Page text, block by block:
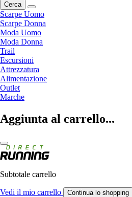
Cerca
Scarpe Uomo
Scarpe Donna
Moda Uomo
Moda Donna
Trail
Escursioni
Attrezzatura
Alimentazione
Outlet
Marche
Aggiunta al carrello...
Subtotale carrello
Vedi il mio carrello Continua lo shopping